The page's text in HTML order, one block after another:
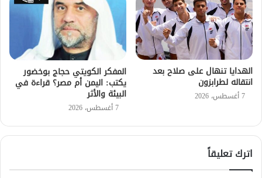
الهدايا تنهال على صلاح بعد
انتقاله لطرابزون
7 أغسطس، 2026
المفكر الكويتي حجاج بوخضور
يكتب: اليمن أم مصر؟ قراءة في
البيئة والأثر
7 أغسطس، 2026
اترك تعليقاً